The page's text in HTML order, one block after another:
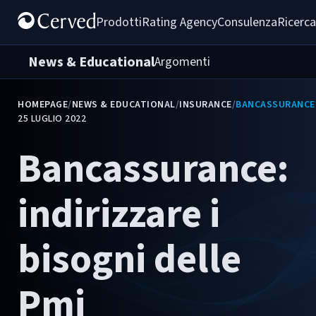
ProdottiRating AgencyConsulenza
News & EducationalArgomenti
HOMEPAGE/NEWS & EDUCATIONAL/INSURANCE/
25 LUGLIO 2022
Bancassurance:
indirizzare i
bisogni delle